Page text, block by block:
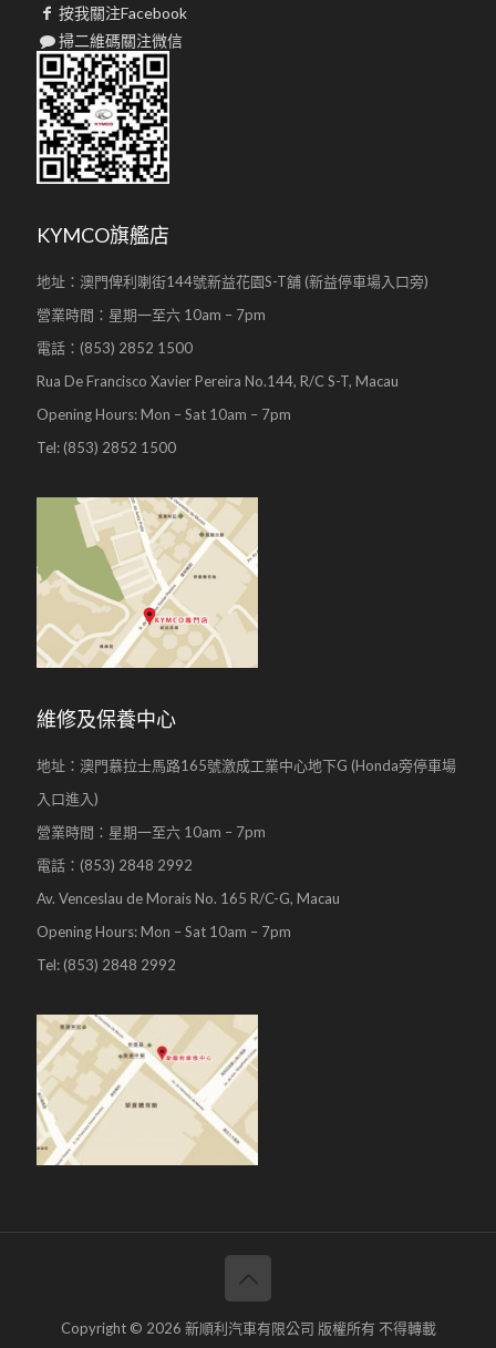
按我關注Facebook
掃二維碼關注微信
KYMCO旗艦店
地址：澳門俾利喇街144號新益花園S-T舖 (新益停車場入口旁)
營業時間：星期一至六 10am – 7pm
電話：(853) 2852 1500
Rua De Francisco Xavier Pereira No.144, R/C S-T, Macau
Opening Hours: Mon – Sat 10am – 7pm
Tel: (853) 2852 1500
維修及保養中心
地址：澳門慕拉士馬路165號激成工業中心地下G (Honda旁停車場
入口進入)
營業時間：星期一至六 10am – 7pm
電話：(853) 2848 2992
Av. Venceslau de Morais No. 165 R/C-G, Macau
Opening Hours: Mon – Sat 10am – 7pm
Tel: (853) 2848 2992
Copyright © 2026 新順利汽車有限公司 版權所有 不得轉載